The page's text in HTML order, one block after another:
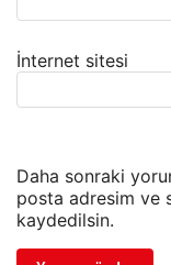
İnternet sitesi
Daha sonraki
posta adresim ve
kaydedilsin.